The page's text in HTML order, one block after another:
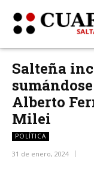
Salteña
Alberto
Milei
POLÍTICA
31 de enero, 2024